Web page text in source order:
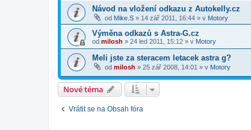
Návod na vložení odkazu z Autokelly.cz
od Mike.S » 14 zář 2011, 16:44 » v Motory
Výměna odkazů s Astra-G.cz
od milosh » 24 led 2011, 15:12 » v Motory
Meli jste za steracem letacek astra g?
od milosh » 25 zář 2008, 14:01 » v Motory
Nové téma
Vrátit se na Obsah fóra